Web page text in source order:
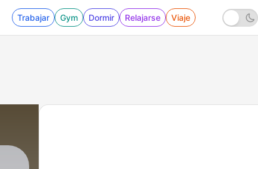
Trabajar Gym Dormir Relajarse Viaje